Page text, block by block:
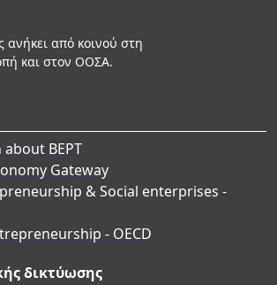
ανήκει από κοινού στη
και στον ΟΟΣΑ.
BEPT
Gateway
& Social enterprises -
- OECD
δικτύωσης